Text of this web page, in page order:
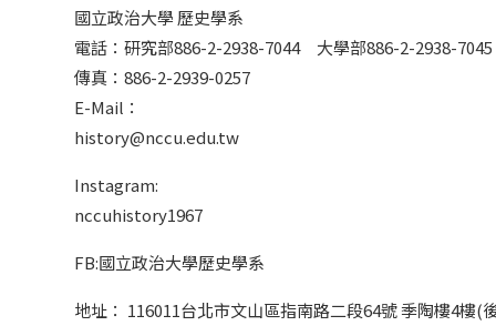
國立政治大學 歷史學系
電話：研究部886-2-2938-7044 大學部886-2-2938-
傳真：886-2-2939-0257
E-Mail：
history@nccu.edu.tw
Instagram:
nccuhistory1967
FB:國立政治大學歷史學系
地址： 116011台北市文山區指南路二段64號 季陶樓4樓(